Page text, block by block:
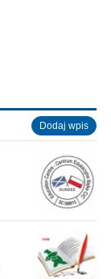
Dodaj wpis